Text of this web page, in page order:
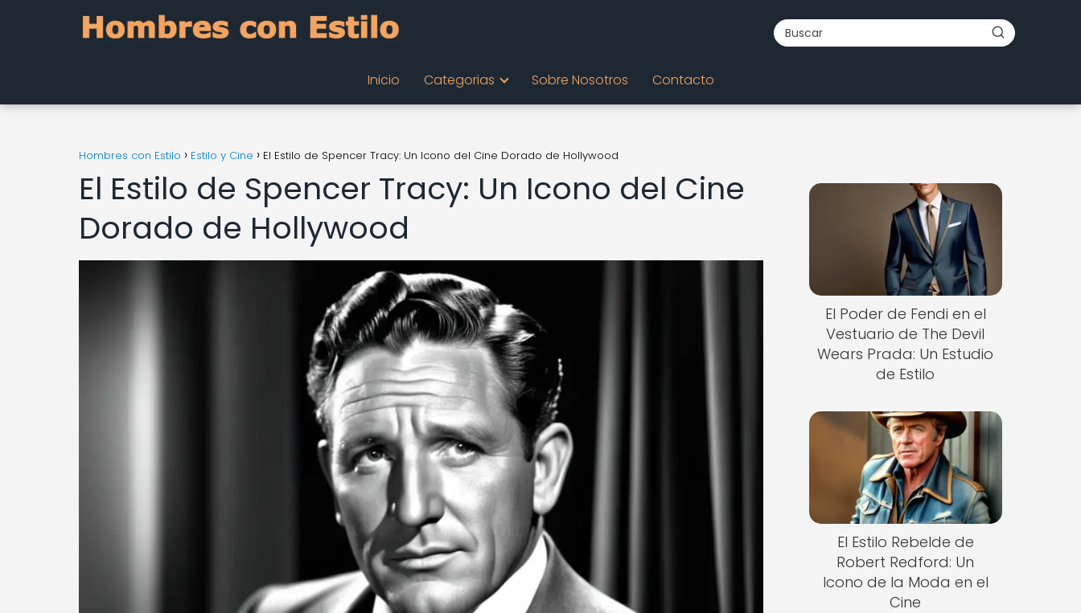
Inicio Categorias Sobre Nosotros Contacto
Hombres con Estilo Estilo y Cine El Estilo de Spencer Tracy: Un Icono del Cine Dorado de Hollywood
El Estilo de Spencer Tracy: Un Icono del Cine
Dorado de Hollywood
El Poder de Fendi en el
Vestuario de The Devil
Wears Prada: Un Estudio
de Estilo
El Estilo Rebelde de
Robert Redford: Un
Icono de la Moda en el
Cine